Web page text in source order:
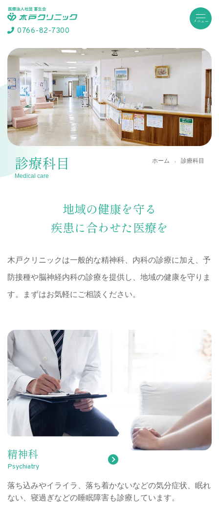
0766-82-7300
診療科目
Medical care
ホーム 診療科目
地域の健康を守る
疾患に合わせた医療を
木戸クリニックは一般的な精神科、内科の診療に加え、予
防接種や脳神経内科の診療を提供し、地域の健康を守りま
す。まずはお気軽にご相談ください。
精神科
Psychiatry
落ち込みやイライラ、落ち着かないなどの気分症状、眠れ
ない、寝過ぎなどの睡眠障害も診療しています。